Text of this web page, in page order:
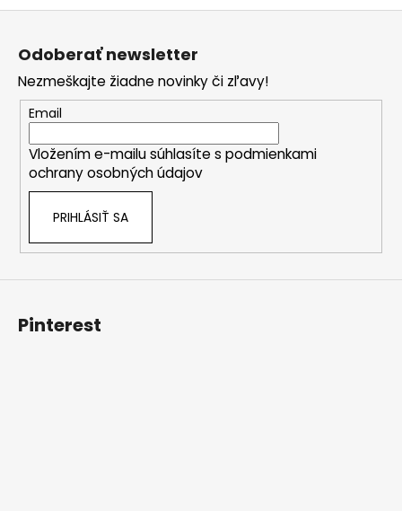
Z
Odoberať newsletter
Nezmeškajte žiadne novinky či zľavy!
Email
Vložením e-mailu súhlasíte s podmienkami
ochrany osobných údajov
PRIHLÁSIŤ SA
Pinterest